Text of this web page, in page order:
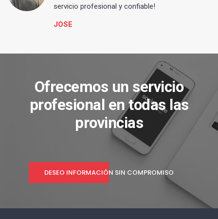
servicio profesional y confiable!
JOSE
Ofrecemos un servicio
profesional en todas las
provincias
DESEO INFORMACIÓN SIN COMPROMISO